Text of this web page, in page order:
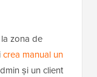
zona de
crea manual un
și un client